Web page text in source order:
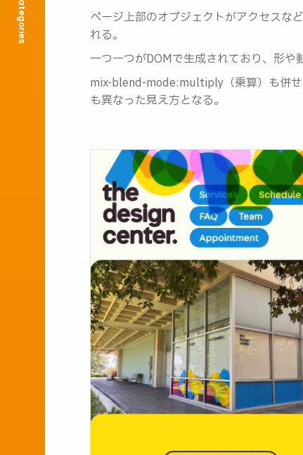
ページ上部のオブジェクトがアクセスな
れる。
一つ一つがDOMで生成されており、形や
mix-blend-mode:multiply（乗算）も併
も異なった見え方となる。